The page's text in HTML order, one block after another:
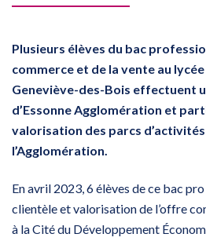
Plusieurs élèves du bac
commerce et de la vente au
Geneviève-des-Bois effectuent
d’Essonne Agglomération et
valorisation des parcs
l’Agglomération.
En avril 2023, 6 élèves de ce bac
clientèle et valorisation de l’offre
à la Cité du Développement